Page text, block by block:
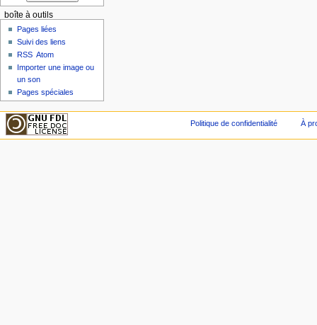
boîte à outils
Pages liées
Suivi des liens
RSS Atom
Importer une image ou
un son
Pages spéciales
Politique de confidentialité À